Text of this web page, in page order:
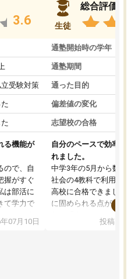
3.6
受験対策
る機能が
ので、自
握がすぐ
は部活に
て学力で
きてよ
、自分が
07月10日
生徒
総合評価
通塾開始時の学年
通塾期間
通った目的
偏差値の変化
志望校の合格
自分のペースで効率よく
れました。
中学3年の5月から数学・
社会の4教科で利用し、
高校に合格できました。
に固められる点が魅力で
項目のおかげで、手軽
投稿日：